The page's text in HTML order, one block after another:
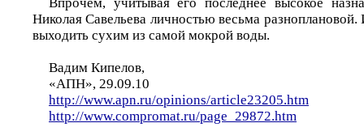
Николая Савельева личностью весьма
выходить сухим из самой мокрой воды.
Вадим Кипелов,
«АПН», 29.09.10
http://www.apn.ru/opinions/article23205.htm
http://www.compromat.ru/page_29872.htm